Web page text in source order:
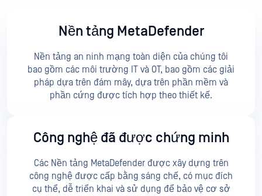
Nền tảng MetaDefender
Nền tảng an ninh mạng toàn diện của chúng tôi
bao gồm các môi trường IT và OT, bao gồm các giải
pháp dựa trên đám mây, dựa trên phần mềm và
phần cứng được tích hợp theo thiết kế.
Công nghệ đã được chứng minh
Các Nền tảng MetaDefender được xây dựng trên
công nghệ được cấp bằng sáng chế, có mục đích
cụ thể, dễ triển khai và sử dụng để bảo vệ cơ sở